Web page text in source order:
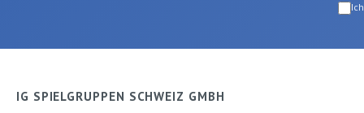
Jungbrunnen
ihr
Sprachbildung
IG SPIELGRUPPEN SCHWEIZ GMBH